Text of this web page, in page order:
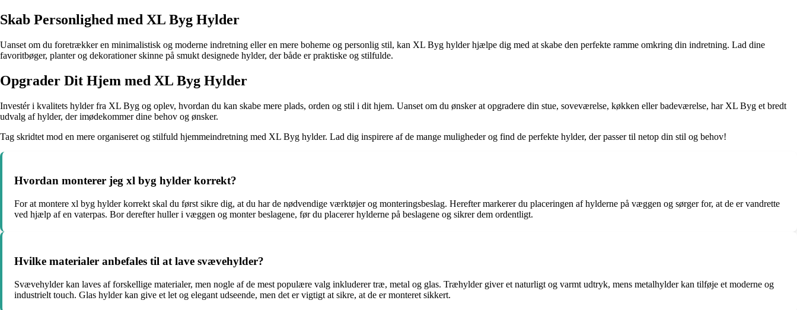
Skab Personlighed med XL Byg Hylder
Uanset om du foretrækker en minimalistisk og moderne indretning eller en mere boheme og personlig stil, kan XL Byg hylder hjælpe dig med at skabe den perfekte ramme omkring din indretning. Lad dine
favoritbøger, planter og dekorationer skinne på smukt designede hylder, der både er praktiske og stilfulde.
Opgrader Dit Hjem med XL Byg Hylder
Investér i kvalitets hylder fra XL Byg og oplev, hvordan du kan skabe mere plads, orden og stil i dit hjem. Uanset om du ønsker at opgradere din stue, soveværelse, køkken eller badeværelse, har XL Byg et bredt
udvalg af hylder, der imødekommer dine behov og ønsker.
Tag skridtet mod en mere organiseret og stilfuld hjemmeindretning med XL Byg hylder. Lad dig inspirere af de mange muligheder og find de perfekte hylder, der passer til netop din stil og behov!
Hvordan monterer jeg xl byg hylder korrekt?
For at montere xl byg hylder korrekt skal du først sikre dig, at du har de nødvendige værktøjer og monteringsbeslag. Herefter markerer du placeringen af hylderne på væggen og sørger for, at de er vandrette
ved hjælp af en vaterpas. Bor derefter huller i væggen og monter beslagene, før du placerer hylderne på beslagene og sikrer dem ordentligt.
Hvilke materialer anbefales til at lave svævehylder?
Svævehylder kan laves af forskellige materialer, men nogle af de mest populære valg inkluderer træ, metal og glas. Træhylder giver et naturligt og varmt udtryk, mens metalhylder kan tilføje et moderne og
industrielt touch. Glas hylder kan give et let og elegant udseende, men det er vigtigt at sikre, at de er monteret sikkert.